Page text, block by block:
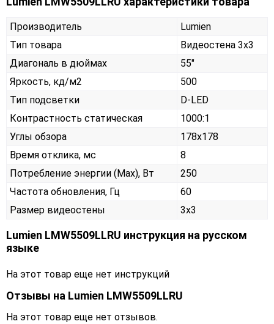
Производитель
Lumien
Тип товара
Видеостена 3х3
Диагональ в дюймах
55"
Яркость, кд/м2
500
Тип подсветки
D-LED
Контрастность статическая
1000:1
Углы обзора
178x178
Время отклика, мс
8
Потребление энергии (Max), Вт
250
Частота обновления, Гц
60
Размер видеостены
3x3
Lumien LMW5509LLRU инструкция на русском
языке
На этот товар еще нет инструкций
Отзывы на Lumien LMW5509LLRU
На этот товар еще нет отзывов.